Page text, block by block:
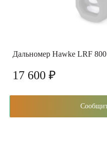
Дальномер Hawke LRF 800
17 600 ₽